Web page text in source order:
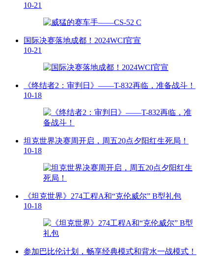
10-21
国际决赛落地成都！2024WCI官宣
10-21
《终结者2：审判日》——T-832再临，准备战斗！
10-18
坦克世界决赛周开启，周五20点夕阳红生死局！
10-18
《坦克世界》274工程A和“克伦威尔” B型礼包
10-18
参加巴比伦计划，畅享经典模式和背水一战模式！